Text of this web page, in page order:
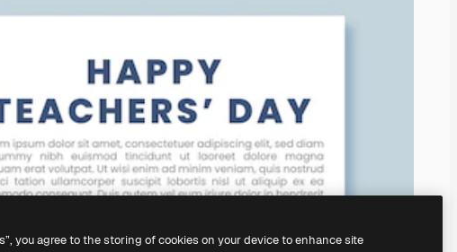
you agree to the storing of cookies on your device to enhance site